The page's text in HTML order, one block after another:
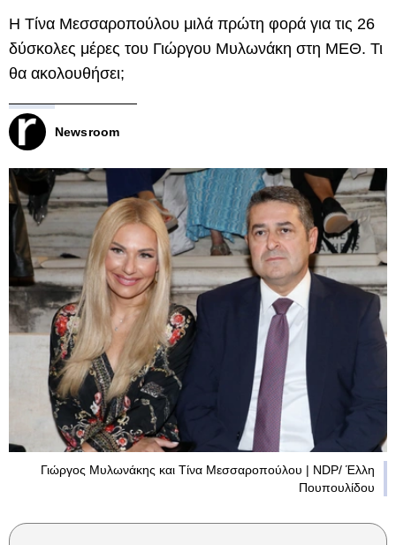
Η Τίνα Μεσσαροπούλου μιλά πρώτη φορά για τις 26
δύσκολες μέρες του Γιώργου Μυλωνάκη στη ΜΕΘ. Τι
θα ακολουθήσει;
Newsroom
Γιώργος Μυλωνάκης και Τίνα Μεσσαροπούλου | NDP/ Έλλη
Πουπουλίδου